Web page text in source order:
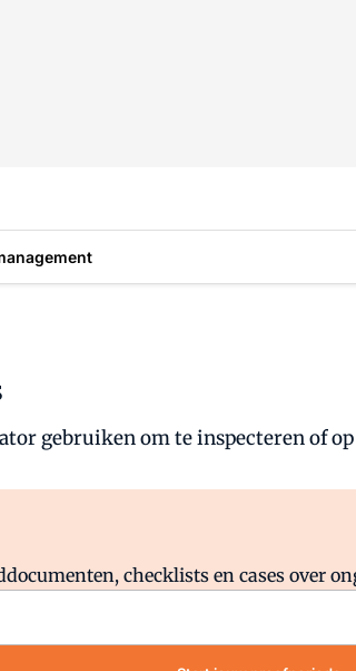
gebruiken om te inspecteren of
checklists en cases over